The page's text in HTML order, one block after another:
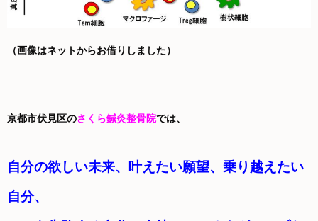
（画像はネットからお借りしました）
京都市伏見区のさくら鍼灸整骨院では、
自分の欲しい未来、叶えたい願望、乗り越えたい
自分、